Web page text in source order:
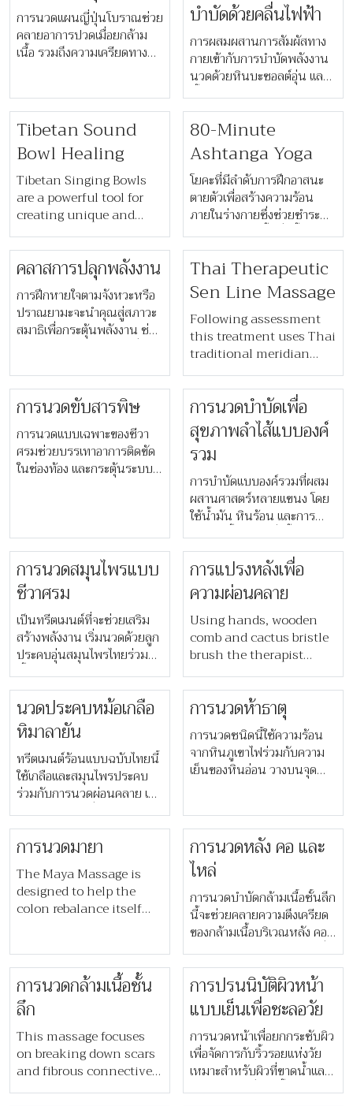
วางบนบริเวณร่างกายบางส่วน
เพื่อดึงพลังงานด้านลบออกจาก
ร่างกาย ช่วยเสริมสร้าง
ประสบการณ์ธรรมชาตินี้อย่าง
และอารมณ์เชิงลบ ช่วยบำบัด
โดยเฉพาะอย่างยิ่งอาการเกี่ยว
กับระบบย่อยอาหาร แนะนำให้
ทำสามครั้งขึ้นไปเพื่อผลลัพธ์ที่
ดีที่สุด
การนวดแผนญี่ปุ่นโบราณช่วย
คลายอาการปวดเมื่อยกล้าม
เนื้อ รวมถึงความเครียดทาง
เองของร่างกายผ่านการนวด
กดอย่างล้ำลึกที่บริเวณจุดฝัง
เข็มทั่วร่างกาย
บำบัดด้วยคลื่นไฟฟ้า
การผสมผสานการสัมผัสทาง
กายเข้ากับการบำบัดพลังงาน
นวดด้วยหินบะซอลต์อุ่น และ
น้ำมัน ความร้อนจากหินช่วย
บรรเทาความเครียดและความ
เจ็บปวดกล้ามเนื้อ ทำให้
ร่างกายรู้สึกผ่อนคลายและ
ปลดปล่อยอารมณ์ที่ค้างคาใน
จิตใจ
Tibetan Sound
Bowl Healing
Tibetan Singing Bowls
are a powerful tool for
creating unique and
healing sounds which
work at different
frequencies, creating a
rich and complex tone
for inducing deep
relaxation and
realigning or balancing
symbiotic relationship
creates a powerful
healing
environment,effectively
tuning your chakras
while empowering you
to achieve balanced and
80-Minute
Ashtanga Yoga
โยคะที่มีลำดับการฝึกอาสนะ
ตายตัวเพื่อสร้างความร้อน
ภายในร่างกายซึ่งช่วยชำระ
ล้างสารพิษในเนื้อเยื่อชั้นลึก
เปรียบเสมือนการฝึกสมาธิ
ผ่านการเคลื่อนไหวร่างกาย
คลาสการปลุกพลังงาน
การฝึกหายใจตามจังหวะหรือ
ปราณยามะจะนำคุณสู่สภาวะ
สมาธิเพื่อกระตุ้นพลังงาน ช่วย
เป็นการฝึกเพิ่มเติมที่ช่วยเสริม
ประโยชน์จากการฝึกโยคะได้
เป็นอย่างดี
Thai Therapeutic
Sen Line Massage
Following assessment
this treatment uses Thai
traditional meridian
lines techniques and oil
to combat joint and
muscle issues, followed
by hot herbal
compresses and
inhalation in a herbal
steam bath – a real boost
to energy flow and
disease prevention.
การนวดขับสารพิษ
การนวดแบบเฉพาะของชีวา
ศรมช่วยบรรเทาอาการติดขัด
ในช่องท้อง และกระตุ้นระบบ
บำรุงบริเวณช่องท้องด้วยเติม
เต็มแร่ธาตุที่อุดมด้วยคุณ
ประโยชน์
การนวดบำบัดเพื่อ
สุขภาพลำไส้แบบองค์
รวม
การบำบัดแบบองค์รวมที่ผสม
ผสานศาสตร์หลายแขนง โดย
ใช้น้ำมัน หินร้อน และการ
นวดลงน้ำหนัก เพื่อฟื้นฟู
ระบบทางเดินอาหาร มี
ประสิทธิภาพอย่างยิ่งสำหรับผู้
ที่มีปัญหาถุงน้ำดีและตับ และ
อาจสามารถช่วยบรรเทาอาการ
อ่อนเพลียได้
​​การนวดสมุนไพรแบบ
ชีวาศรม​
เป็นทรีตเมนต์ที่จะช่วยเสริม
สร้างพลังงาน เริ่มนวดด้วยลูก
ประคบอุ่นสมุนไพรไทยร่วมกับ
น้ำมันสูตรพิเศษของเรา
เทคนิคการนวดจากนักบำบัดที่
ผสมผสานการใช้ข้อศอกร่วม
กับการกดด้วยนิ้วลงบนกล้าม
เนื้อ ทำให้ผ่อนคลายความ
ตึงเครียดทั่งร่างกายอย่างล้ำลึก
​​การแปรงหลังเพื่อ
ความผ่อนคลาย​
Using hands, wooden
comb and cactus bristle
brush the therapist
combines different
movements to promote
nerve function,
stimulate lymphatic
drainage and improve
blood circulation. This
unique treatment helps
will leave you feeling
refreshed and energised.
นวดประคบหม้อเกลือ
หิมาลายัน
ทรีตเมนต์ร้อนแบบฉบับไทยนี้
ใช้เกลือและสมุนไพรประคบ
ร่วมกับการนวดผ่อนคลาย เพื่อ
บรรเทาอาการเมื่อยล้าของ
ร่างกาย ความร้อน สมุนไพร
ไทย และไอระเหยจะช่วยส่ง
ออกซิเจนไปยังสมองเพื่อให้
จิตใจสงบ
การนวดห้าธาตุ
การนวดชนิดนี้ใช้ความร้อน
จากหินภูเขาไฟร่วมกับความ
เย็นของหินอ่อน วางบนจุด
คือประสบการณ์ฟื้นฟูร่างกาย
อย่างล้ำลึก การบำบัดนี้ไม่
เหมาะสำหรับผู้ที่สัมผัสไวต่อ
ความเย็น
การนวดมายา
The Maya Massage is
designed to help the
colon rebalance itself
the perfect adjunct to
colonic hydrotherapy.
Inclusive with 14 nights
Spa Wellbeing retreat
and available as add-on.
การนวดหลัง คอ และ
ไหล่
การนวดบำบัดกล้ามเนื้อชั้นลึก
นี้จะช่วยคลายความตึงเครียด
ของกล้ามเนื้อบริเวณหลัง คอ
และบ่าไหล่ เหมาะสำหรับผู้ที่
ทำงานหน้าคอมพิวเตอร์ และ
รู้สึกถึงความตึงตัวของกล้าม
เนื้อ
​​การนวดกล้ามเนื้อชั้น
ลึก​
This massage focuses
on breaking down scars
and fibrous connective
tissue to increase blood
การปรนนิบัติผิวหน้า
แบบเย็นเพื่อชะลอวัย
การนวดหน้าเพื่อยกกระชับผิว
เพื่อจัดการกับริ้วรอยแห่งวัย
เหมาะสำหรับผิวที่ขาดน้ำและ
ผิวในช่วงวัยที่มากขึ้น โดย